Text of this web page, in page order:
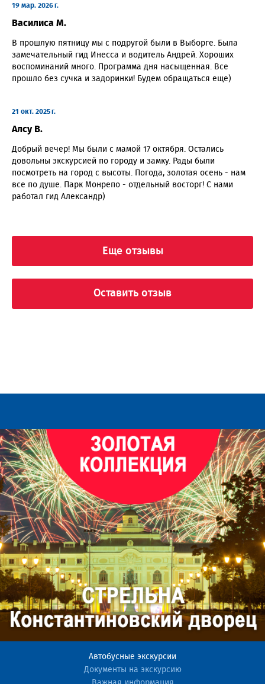
19 мар. 2026 г.
Василиса М.
В прошлую пятницу мы с подругой были в Выборге. Была
замечательный гид Инесса и водитель Андрей. Хороших
воспоминаний много. Программа дня насыщенная. Все
прошло без сучка и задоринки! Будем обращаться еще)
21 окт. 2025 г.
Алсу В.
Добрый вечер! Мы были с мамой 17 октября. Остались
довольны экскурсией по городу и замку. Рады были
посмотреть на город с высоты. Погода, золотая осень - нам
все по душе. Парк Монрепо - отдельный восторг! С нами
работал гид Александр)
Еще отзывы
Оставить отзыв
Автобусные экскурсии
Документы на экскурсию